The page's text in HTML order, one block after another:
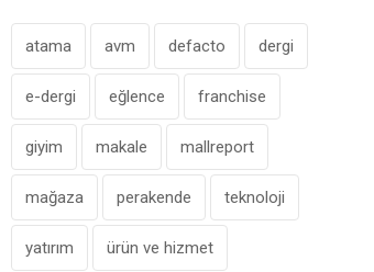
atama avm defacto dergi
e-dergi eğlence franchise
giyim makale mallreport
mağaza perakende teknoloji
yatırım ürün ve hizmet